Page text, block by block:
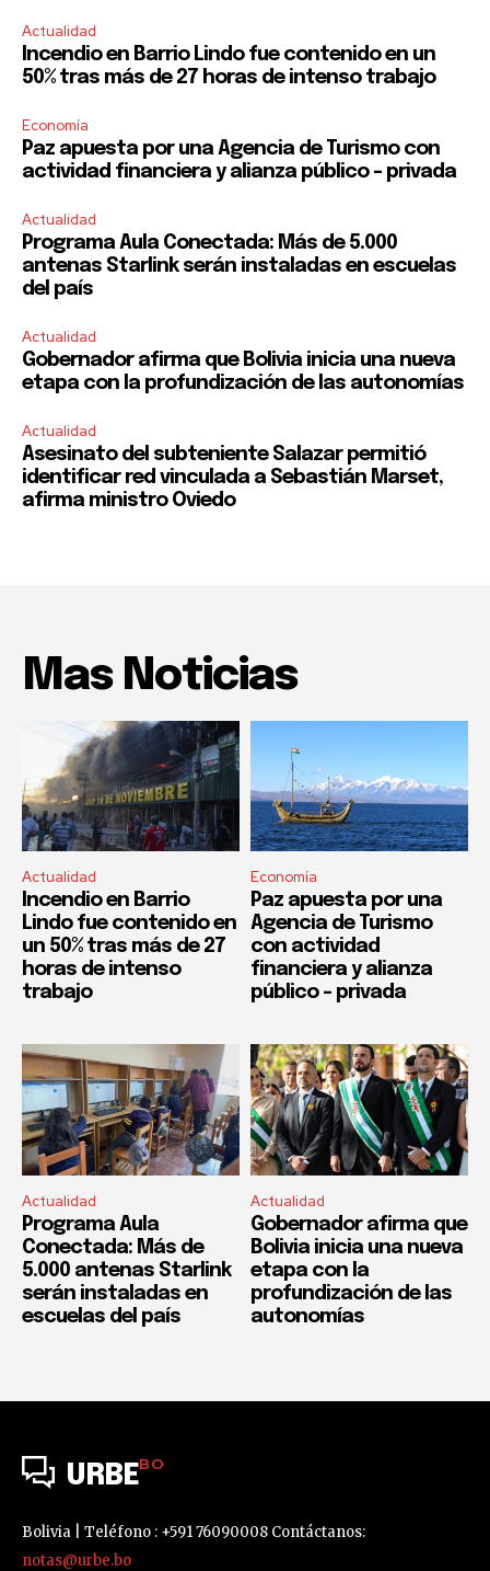
Actualidad
Incendio en Barrio Lindo fue contenido en un
50% tras más de 27 horas de intenso trabajo
Economía
Paz apuesta por una Agencia de Turismo con
actividad financiera y alianza público – privada
Actualidad
Programa Aula Conectada: Más de 5.000
antenas Starlink serán instaladas en escuelas
del país
Actualidad
Gobernador afirma que Bolivia inicia una nueva
etapa con la profundización de las autonomías
Actualidad
Asesinato del subteniente Salazar permitió
identificar red vinculada a Sebastián Marset,
afirma ministro Oviedo
Mas Noticias
Actualidad
Incendio en Barrio
Lindo fue contenido en
un 50% tras más de 27
horas de intenso
trabajo
Economía
Paz apuesta por una
Agencia de Turismo
con actividad
financiera y alianza
público – privada
Actualidad
Programa Aula
Conectada: Más de
5.000 antenas Starlink
serán instaladas en
escuelas del país
Actualidad
Gobernador afirma que
Bolivia inicia una nueva
etapa con la
profundización de las
autonomías
URBEBO
Bolivia | Teléfono : +591 76090008 Contáctanos:
notas@urbe.bo